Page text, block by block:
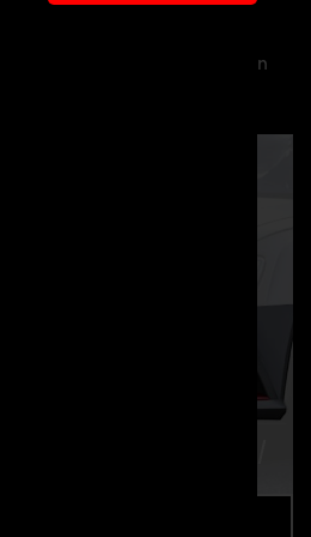
anfallen. Gerne
Region eine professionelle
anbieten oder Sie an einen
vermitteln.